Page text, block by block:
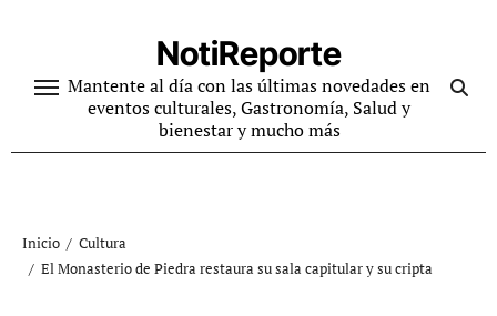
contenido
NotiReporte
Mantente al día con las últimas novedades en
eventos culturales, Gastronomía, Salud y
bienestar y mucho más
Inicio
Cultura
El Monasterio de Piedra restaura su sala capitular y su cripta